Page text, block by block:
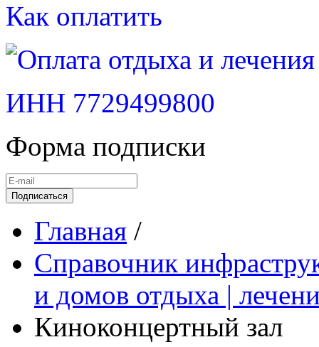
Как оплатить
ИНН 7729499800
Форма подписки
Подписаться
Главная /
Справочник
и домов отдыха |
Киноконцертный зал